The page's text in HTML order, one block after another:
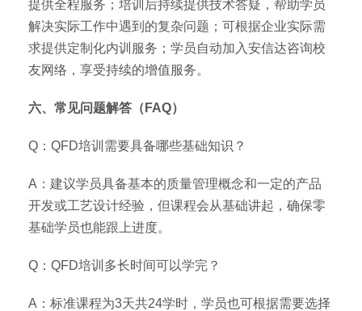
提供全程服务；培训后持续提供技术答疑，帮助学员
解决实际工作中遇到的复杂问题；可根据企业实际需
求提供定制化内训服务；学员自动加入安信达咨询校
友网络，享受持续的增值服务。
六、常见问题解答（FAQ）
Q：QFD培训需要具备哪些基础知识？
A：建议学员具备基本的质量管理概念和一定的产品
开发或工艺设计经验，但课程会从基础讲起，确保零
基础学员也能跟上进度。
Q：QFD培训多长时间可以学完？
A：标准课程为3天共24学时，学员也可根据需要选择